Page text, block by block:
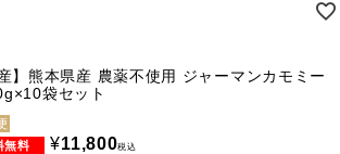
産】熊本県産 農薬不使用 ジャーマンカモミー
袋セット
¥11,800税込